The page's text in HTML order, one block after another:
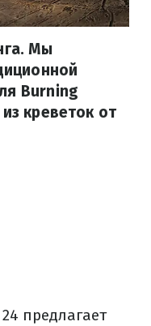
Мы
Burning
креветок от
предлагает